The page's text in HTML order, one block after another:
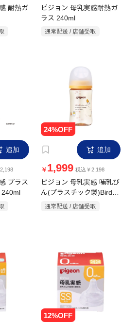
耐熱ガ
ピジョン 母乳実感耐熱ガ
ラス 240ml
通常配送 / 店舗受取
追加
プラス
240ml
追加
￥ 1,999 税込￥2,198
ピジョン 母乳実感 哺乳び
ん(プラスチック製)Bird
通常配送 / 店舗受取